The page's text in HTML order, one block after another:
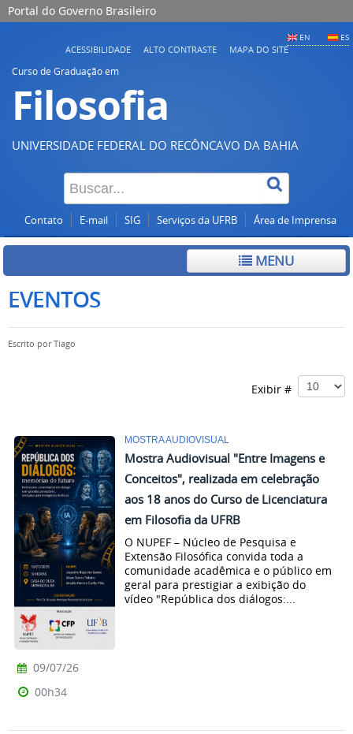
Portal do Governo Brasileiro
EN ES
ACESSIBILIDADE ALTO CONTRASTE
MAPA DO SITE
Curso de Graduação em
Filosofia
UNIVERSIDADE FEDERAL DO RECÔNCAVO DA BAHIA
Contato E-mail SIG Serviços da UFRB Área de Imprensa
MENU
EVENTOS
Escrito porTiago
Exibir #
MOSTRA AUDIOVISUAL
Mostra Audiovisual "Entre Imagens e
Conceitos", realizada em celebração
aos 18 anos do Curso de Licenciatura
em Filosofia da UFRB
O NUPEF – Núcleo de Pesquisa e
Extensão Filosófica convida toda a
comunidade acadêmica e o público em
geral para prestigiar a exibição do
vídeo "República dos diálogos:...
09/07/26
00h34